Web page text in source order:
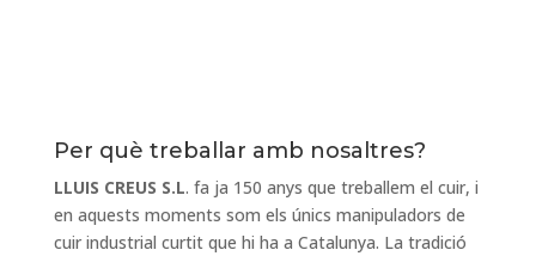
Per què treballar amb nosaltres?
LLUIS CREUS S.L. fa ja 150 anys que treballem el cuir, i
en aquests moments som els únics manipuladors de
cuir industrial curtit que hi ha a Catalunya. La tradició